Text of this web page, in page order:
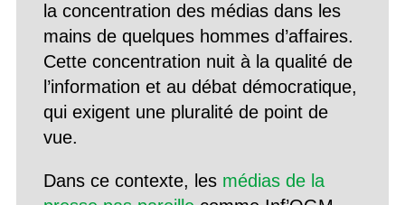
la concentration des médias dans les
mains de quelques hommes d’affaires.
Cette concentration nuit à la qualité de
l’information et au débat démocratique,
qui exigent une pluralité de point de
vue.
Dans ce contexte, les médias de la